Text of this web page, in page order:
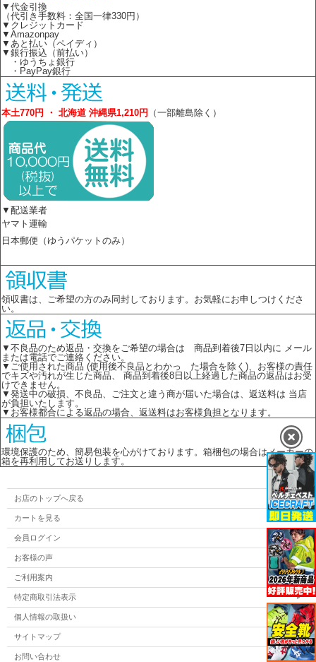
▼代金引換
（代引き手数料：全国一律330円）
▼クレジットカード
▼Amazonpay
▼あと払い（ペイディ）
▼銀行振込（前払い）
・ゆうちょ銀行
・PayPay銀行
本土770円 ・ 北海道 沖縄県1,210円 （一部離島除く）
▼配送業者
ヤマト運輸
日本郵便（ゆうパケットのみ）
領収書は、ご希望の方のみ同封しております。お気軽にお申しつけくださ
い。
▼不良品のため返品・交換をご希望の場合は 商品到着後7日以内に メール
または電話でご連絡ください。
▼ご使用された商品 (使用後不良品とわかっ た場合を除く)、お客様の責任
でキズや汚れが生じた商品、 商品到着後8日以上経過した商品の返品はお受
けできません。
▼発送中の破損、不良品、ご注文と違う商が届いた場合は、返送料は 当店
が負担いたします。
▼お客様都合による返品の場合、返送料はお客様負担となります。
環境保護のため、簡易包装を心がけております。箱梱包の場合はメーカーの
箱を再利用してお送りします。
お店のトップへ戻る
カートを見る
会員ログイン
お客様の声
ご利用案内
特定商取引法表示
個人情報の取扱い
サイトマップ
お問い合わせ